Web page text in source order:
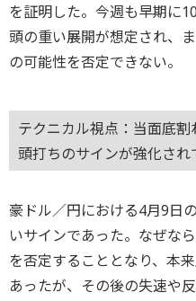
を証明した。今週も早期に
頭の重い展開が想定され、
の可能性を否定できない。
テクニカル視点：当面底割
頭打ちのサインが強化され
豪ドル／円における4月9日
いサインであった。なぜな
を否定することとなり、本
あったが、その後の失速や